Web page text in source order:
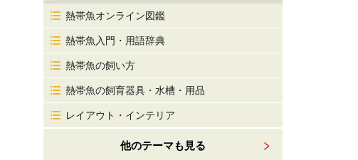
熱帯魚オンライン図鑑
熱帯魚入門・用語辞典
熱帯魚の飼い方
熱帯魚の飼育器具・水槽・用品
レイアウト・インテリア
他のテーマも見る